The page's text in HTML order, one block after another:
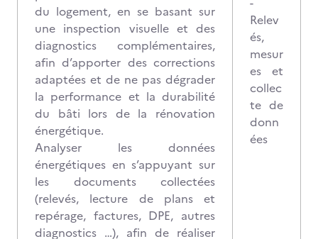
du logement, en se basant sur
une inspection visuelle et des
diagnostics complémentaires,
afin d’apporter des corrections
adaptées et de ne pas dégrader
la performance et la durabilité
du bâti lors de la rénovation
énergétique.
Analyser les données
énergétiques en s’appuyant sur
les documents collectées
(relevés, lecture de plans et
repérage, factures, DPE, autres
diagnostics …), afin de réaliser
Relev
és,
mesur
es et
collec
te de
donn
ées